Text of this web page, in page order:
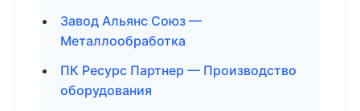
Завод Альянс Союз —
Металлообработка
ПК Ресурс Партнер — Производство
оборудования